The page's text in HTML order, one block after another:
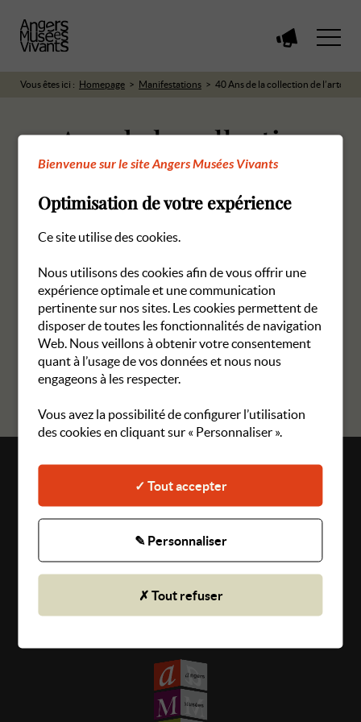
manifestations
Vous êtes ici : Homepage Manifestations 40 Ans de la collection de
40 Ans de la collection
de l’artothèque
Les réservations en ligne pour cette manifestation sont
closes.
RETOUR AUX MANIFESTATIONS
Mentions légales
Gestion des cookies
Politique de confidentialité
Bienvenue sur le site Angers Musées Vivants
Optimisation de votre expérience
Ce site utilise des cookies.
Nous utilisons des cookies afin de vous offrir une
expérience optimale et une communication
pertinente sur nos sites. Les cookies permettent de
disposer de toutes les fonctionnalités de navigation
Web. Nous veillons à obtenir votre consentement
quant à l’usage de vos données et nous nous
engageons à les respecter.
Vous avez la possibilité de configurer l’utilisation
des cookies en cliquant sur « Personnaliser ».
✓ Tout accepter
✎ Personnaliser
✗ Tout refuser